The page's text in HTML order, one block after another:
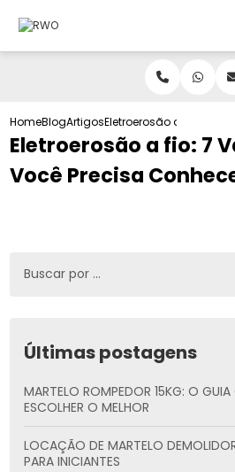
HomeBlogArtigosEletroerosão a fio: 7
Eletroerosão a fio: 7
Você Precisa
Últimas postagens
MARTELO ROMPEDOR 15KG: O GUIA COMPLETO PARA
ESCOLHER O MELHOR
LOCAÇÃO DE MARTELO DEMOLIDOR: GUIA COMPLETO
PARA INICIANTES